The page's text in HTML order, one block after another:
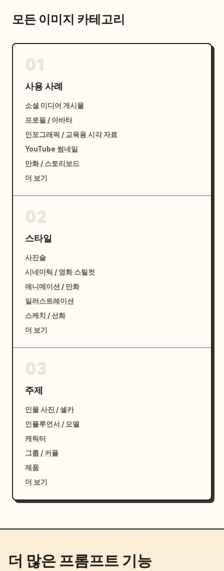
모든 이미지 카테고리
사용 사례
소셜 미디어 게시물
프로필 / 아바타
인포그래픽 / 교육용 시각 자료
YouTube 썸네일
만화 / 스토리보드
더 보기
스타일
사진술
시네마틱 / 영화 스틸컷
애니메이션 / 만화
일러스트레이션
스케치 / 선화
더 보기
주제
인물 사진 / 셀카
인플루언서 / 모델
캐릭터
그룹 / 커플
제품
더 보기
더 많은 프롬프트 기능